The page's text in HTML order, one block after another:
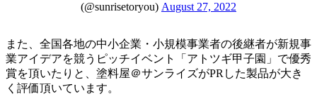
(@sunrisetoryou) August 27, 2022
また、全国各地の中小企業・小規模事業者の後継者が新規事
業アイデアを競うピッチイベント「アトツギ甲子園」で優秀
賞を頂いたりと、塗料屋＠サンライズがPRした製品が大き
く評価頂いています。